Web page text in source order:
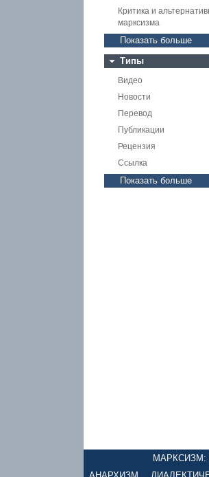
Критика и
марксизма
Показать больше
Типы
Видео
Новости
Перевод
Публикации
Рецензия
Ссылка
Показать больше
МАРКСИЗМ: